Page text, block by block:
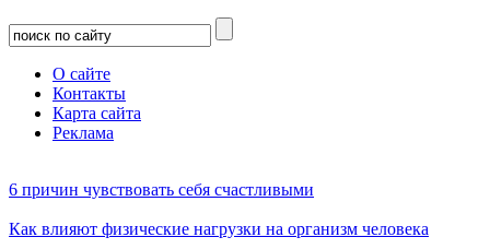
О сайте
Контакты
Карта сайта
Реклама
6 причин чувствовать себя счастливыми
Как влияют физические нагрузки на организм человека